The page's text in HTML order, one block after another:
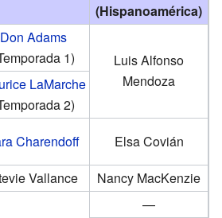
(Hispanoamérica)
Don Adams
1)
Luis Alfonso
Mendoza
LaMarche
2)
Charendoff
Elsa Covián
Vallance
Nancy MacKenzie
—